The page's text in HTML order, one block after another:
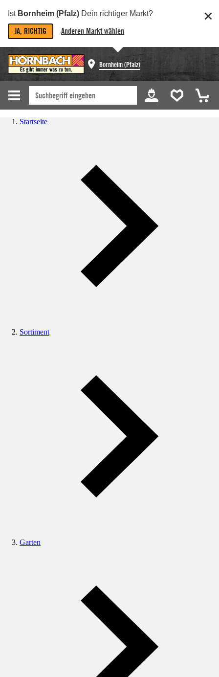
Ist Bornheim (Pfalz) Dein richtiger Markt?
JA, RICHTIG Anderen Markt wählen
Bornheim (Pfalz)
Startseite
Sortiment
Garten